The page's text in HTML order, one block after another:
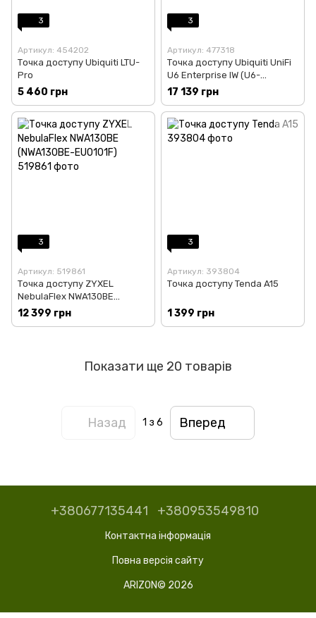
3
Артикул: 454202
Точка доступу Ubiquiti LTU-
Pro
5 460 грн
3
Артикул: 477318
Точка доступу Ubiquiti UniFi
U6 Enterprise IW (U6-
Enterprise-IW)
17 139 грн
3
Артикул: 519861
Точка доступу ZYXEL
NebulaFlex NWA130BE
(NWA130BE-EU0101F)
12 399 грн
3
Артикул: 393804
Точка доступу Tenda A15
1 399 грн
Показати ще 20 товарів
Назад 1 з 6 Вперед
+380677135441 +380953549810
Контактна інформація
Повна версія сайту
ARIZON© 2026